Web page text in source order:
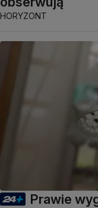
HORYZONT
Prawie